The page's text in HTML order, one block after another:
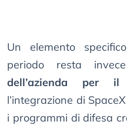
Un elemento
periodo resta
dell’azienda per il
l’integrazione di
i programmi di difesa